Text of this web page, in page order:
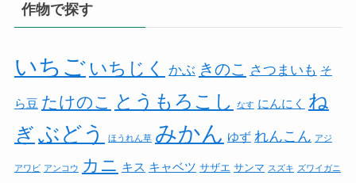
作物で探す
いちご いちじく かぶ きのこ さつまいも そ
ら豆 たけのこ とうもろこし なす にんにく ね
ぎ ぶどう ほうれん草 みかん ゆず れんこん アジ
アワビ アンコウ カニ キス キャベツ サザエ サンマ スズキ ズワイガニ